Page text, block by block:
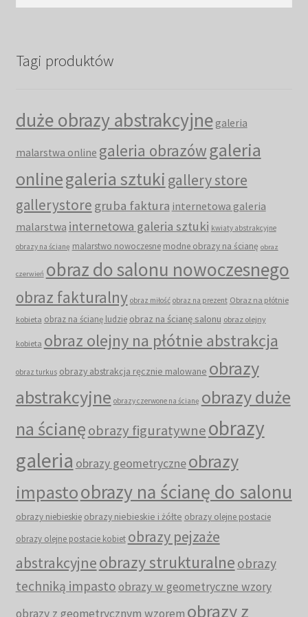
Tagi produktów
duże obrazy abstrakcyjne galeria
malarstwa online galeria obrazów galeria
onlinegaleria sztuki gallery store
gallerystore gruba faktura internetowa galeria
malarstwa internetowa galeria sztuki kwiaty abstrakcyjne
obrazy na ścianę malarstwo nowoczesne modne obrazy na ścianę obraz
czerwień obraz do salonu nowoczesnego
obraz fakturalny obraz miłość obraz na prezent Obraz na płótnie
kobieta obraz na ścianę ludzie obraz na ścianę salonu obraz olejny
kobieta obraz olejny na płótnie abstrakcja
obraz turkus obrazy abstrakcja ręcznie malowane obrazy
abstrakcyjne obrazy czerwone na ścianę obrazy duże
na ścianęobrazy figuratywneobrazy
galeria obrazy geometryczneobrazy
impastoobrazy na ścianę do salonu
obrazy niebieskie obrazy niebieskie i żółte obrazy olejne postacie
obrazy olejne postacie kobiet obrazy pejzaże
abstrakcyjneobrazy strukturalne obrazy
techniką impastoobrazy w geometryczne wzory
obrazy z geometrycznym wzorem obrazy z